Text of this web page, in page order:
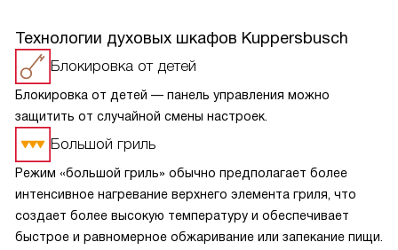
Технологии духовых шкафов Kuppersbusch
Блокировка от детей
Блокировка от детей — панель управления можно
защитить от случайной смены настроек.
Большой гриль
Режим «большой гриль» обычно предполагает более
интенсивное нагревание верхнего элемента гриля, что
создает более высокую температуру и обеспечивает
быстрое и равномерное обжаривание или запекание пищи.